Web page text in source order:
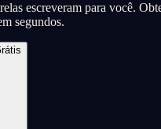
escreveram para você.
segundos.